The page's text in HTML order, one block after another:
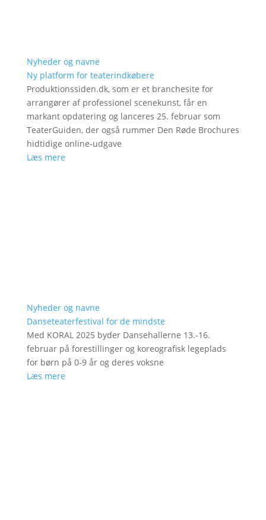
Nyheder og navne
Ny platform for teaterindkøbere
Produktionssiden.dk, som er et branchesite for
arrangører af professionel scenekunst, får en
markant opdatering og lanceres 25. februar som
TeaterGuiden, der også rummer Den Røde Brochures
hidtidige online-udgave
Læs mere
Nyheder og navne
Danseteaterfestival for de mindste
Med KORAL 2025 byder Dansehallerne 13.-16.
februar på forestillinger og koreografisk legeplads
for børn på 0-9 år og deres voksne
Læs mere